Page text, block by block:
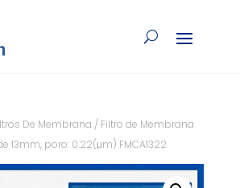
De Membrana / Filtro de Membrana
13mm, poro: 0.22(μm) FMCA1322